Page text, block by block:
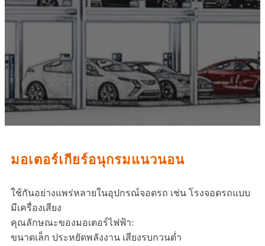
มอเตอร์เกียร์อนุกรมแนวนอน
ใช้กันอย่างแพร่หลายในอุปกรณ์จอดรถ เช่น โรงจอดรถแบบ
มีเครื่องเสียง
คุณลักษณะของมอเตอร์ไฟฟ้า:
ขนาดเล็ก ประหยัดพลังงาน เสียงรบกวนต่ำ